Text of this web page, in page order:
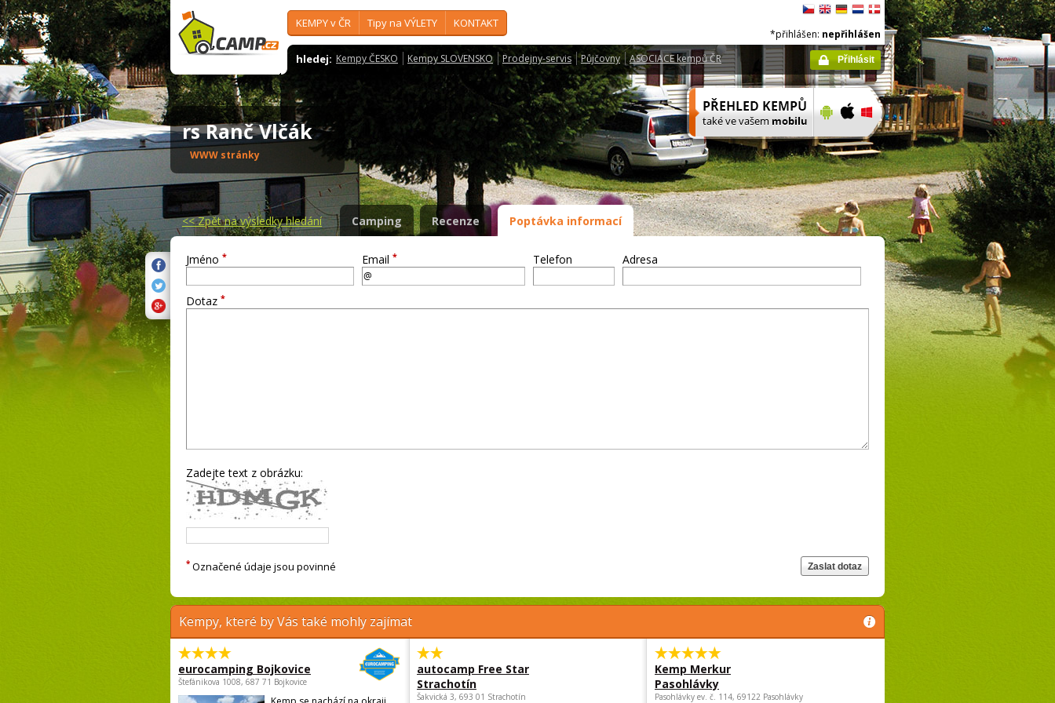
KEMPY v ČR Tipy na VÝLETY KONTAKT
hledej: Kempy ČESKO Kempy SLOVENSKO Prodejny-servis Půjčovny ASOCIACE kempů ČR
*přihlášen: nepřihlášen
Přihlásit
rs Ranč Vlčák
WWW stránky
<<Zpět na výsledky hledání Camping Recenze Poptávka informací
Jméno * Email * Telefon Adresa
Dotaz *
Zadejte text z obrázku:
* Označené údaje jsou povinné
Kempy, které by Vás také mohly zajímat
eurocamping Bojkovice
Štefánikova 1008, 687 71 Bojkovice
autocamp Free Star
Strachotín
Šakvická 3, 693 01 Strachotín
Kemp Merkur
Pasohlávky
Pasohlávky ev. č. 114, 69122 Pasohlávky